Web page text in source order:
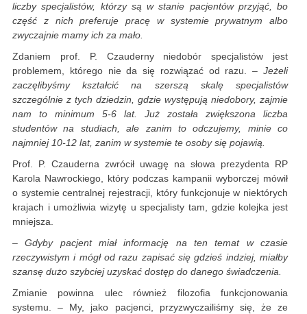
liczby specjalistów, którzy są w stanie pacjentów przyjąć, bo
część z nich preferuje pracę w systemie prywatnym albo
zwyczajnie mamy ich za mało.
Zdaniem prof. P. Czauderny niedobór specjalistów jest
problemem, którego nie da się rozwiązać od razu.– Jeżeli
zaczęlibyśmy kształcić na szerszą skalę specjalistów
szczególnie z tych dziedzin, gdzie występują niedobory, zajmie
nam to minimum 5-6 lat. Już została zwiększona liczba
studentów na studiach, ale zanim to odczujemy, minie co
najmniej 10-12 lat, zanim w systemie te osoby się pojawią.
Prof. P. Czauderna zwrócił uwagę na słowa prezydenta RP
Karola Nawrockiego, który podczas kampanii wyborczej mówił
o systemie centralnej rejestracji, który funkcjonuje w niektórych
krajach i umożliwia wizytę u specjalisty tam, gdzie kolejka jest
mniejsza.
– Gdyby pacjent miał informację na ten temat w czasie
rzeczywistym i mógł od razu zapisać się gdzieś indziej, miałby
szansę dużo szybciej uzyskać dostęp do danego świadczenia.
Zmianie powinna ulec również filozofia funkcjonowania
systemu. – My, jako pacjenci, przyzwyczailiśmy się, że ze